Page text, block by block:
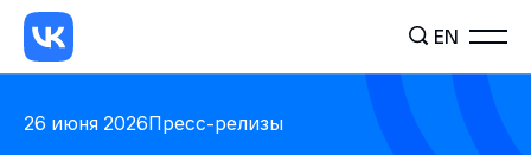
EN
26 июня 2026 Пресс-релизы